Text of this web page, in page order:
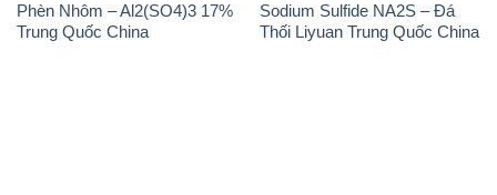
Phèn Nhôm – Al2(SO4)3 17%
Trung Quốc China
Sodium Sulfide NA2S – Đá
Thối Liyuan Trung Quốc China